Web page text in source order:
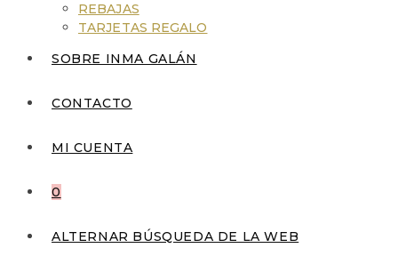
REBAJAS
TARJETAS REGALO
SOBRE INMA GALÁN
CONTACTO
MI CUENTA
0
ALTERNAR BÚSQUEDA DE LA WEB